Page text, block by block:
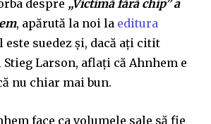
despre „Victimă fără chip” a
, apărută la noi la editura
suedez și, dacă ați citit
Larson, aflați că Ahnhem e
nu chiar mai bun.
face ca volumele sale să fie